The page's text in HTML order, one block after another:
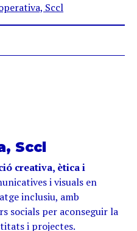
Sccl
Sccl
creativa, ètica i
i visuals en
inclusiu, amb
socials per aconseguir la
i projectes.